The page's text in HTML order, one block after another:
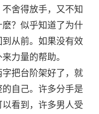
舍得放手，又不知
？似乎知道了为什
从前。如果没有效
力量的帮助。
把台阶架好了，就
自己。许多分手是
看到，许多男人受